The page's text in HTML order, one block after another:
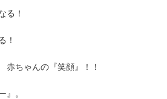
る！
！
ちゃんの『笑顔』！！
』。